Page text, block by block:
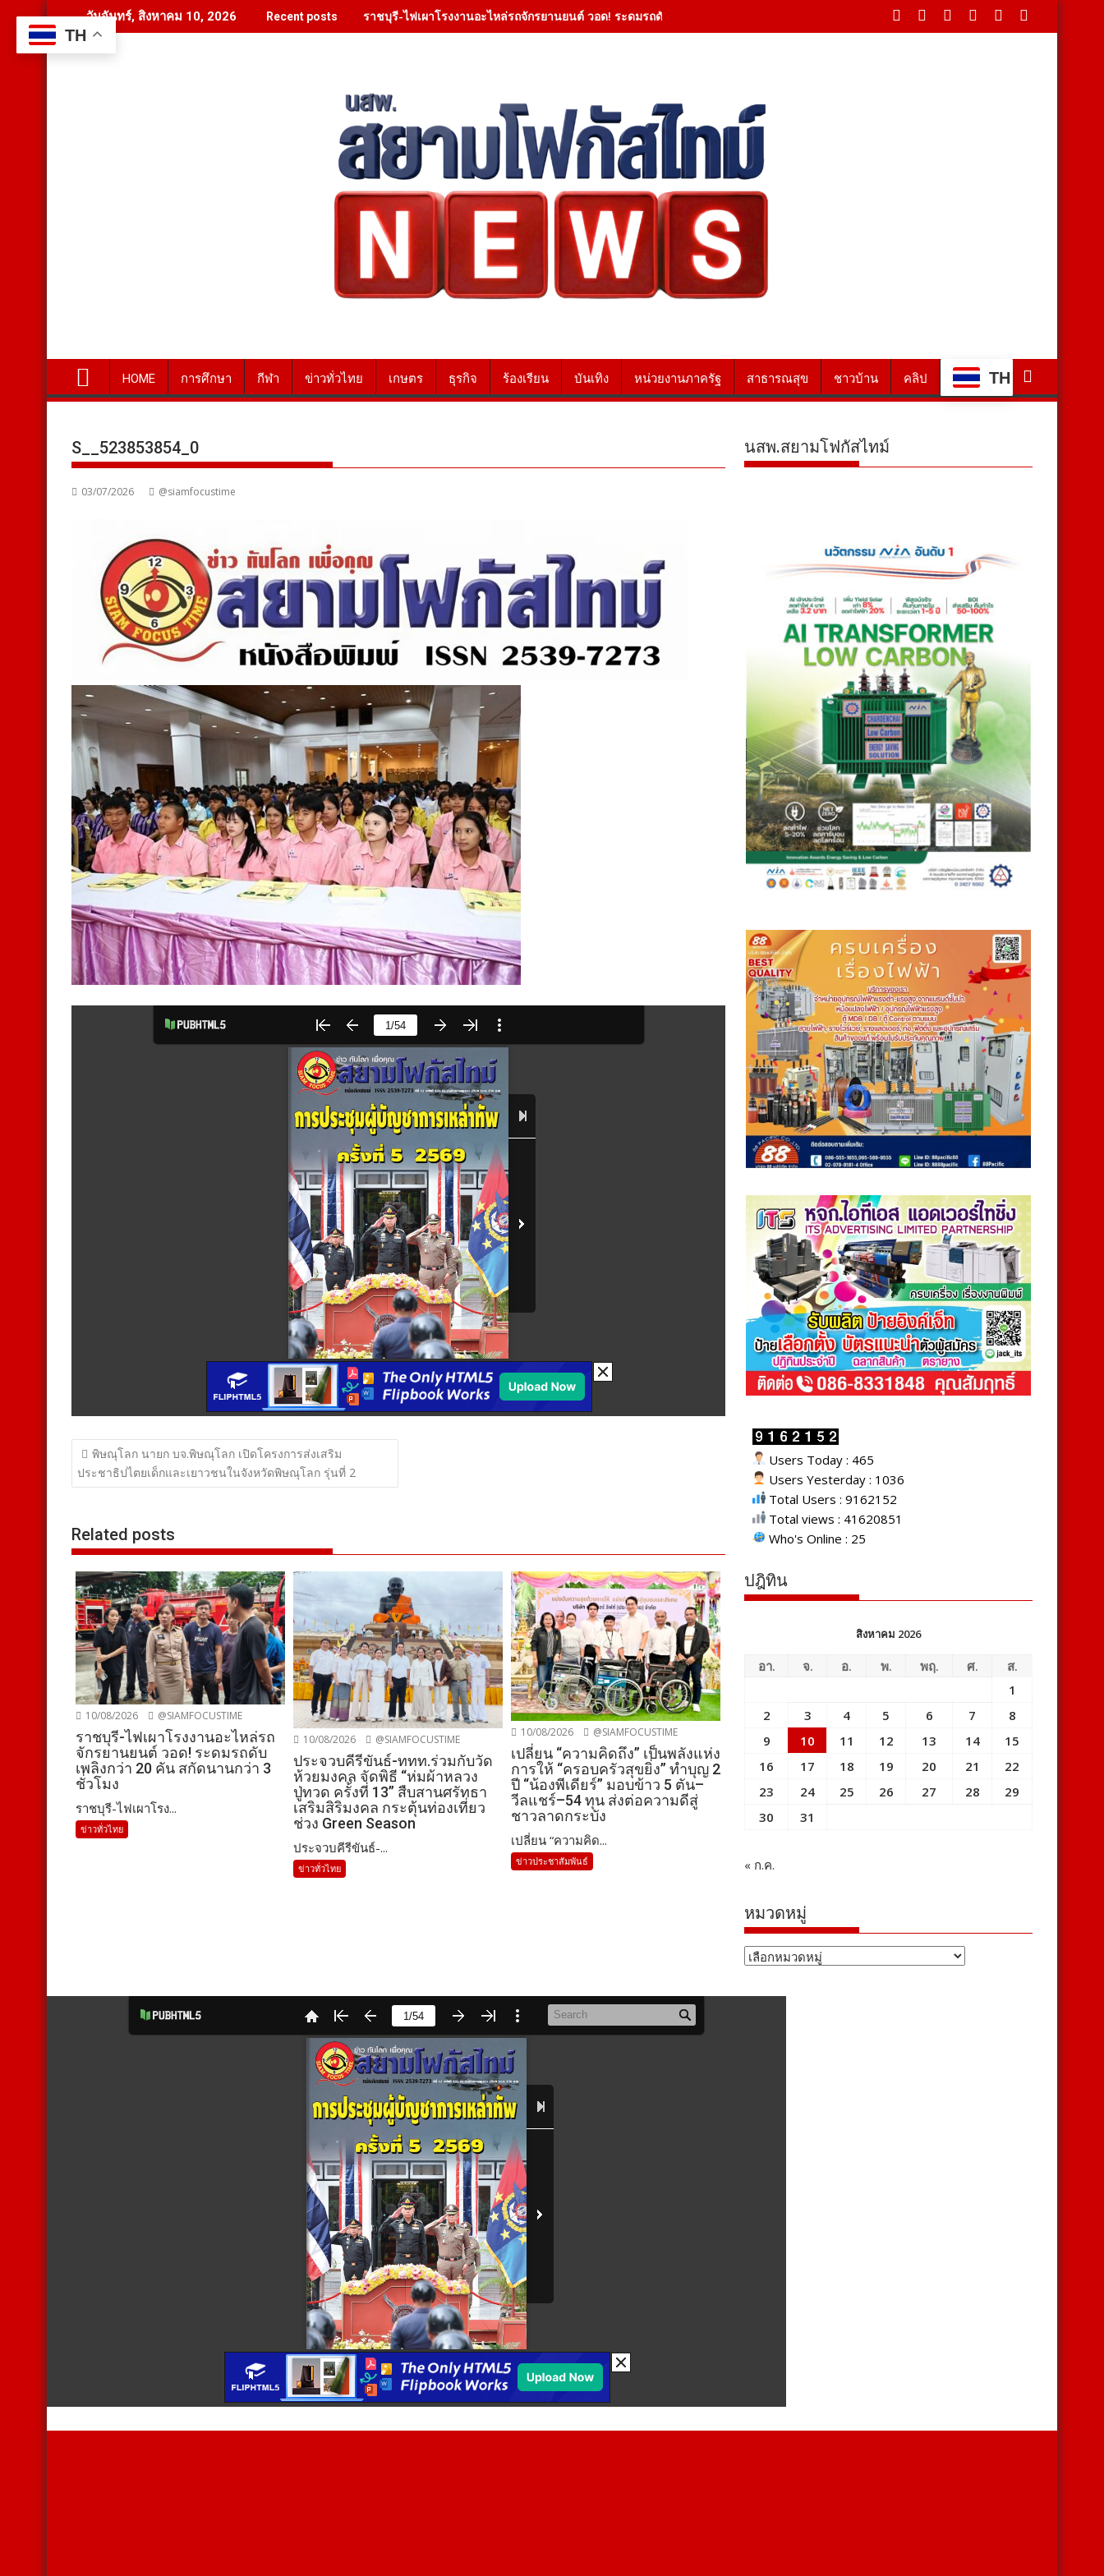
to
content
วันจันทร์, สิงหาคม 10, 2026 Recent posts ราชบุรี-ไฟเผาโรงงานอะไหล่รถจักรยานยนต์ วอด! ระดมรถดับเพลิงกว่า 20 คัน สกัดนานกว่า 3 ชั่วโมง
HOME การศึกษา กีฬา ข่าวทั่วไทย เกษตร ธุรกิจ ร้องเรียน บันเทิง หน่วยงานภาครัฐ สาธารณสุข ชาวบ้าน คลิป TH
S__523853854_0
03/07/2026 @siamfocustime
แนะแนว
เรื่อง
พิษณุโลก นายก บจ.พิษณุโลก เปิดโครงการส่งเสริม
ประชาธิปไตยเด็กและเยาวชนในจังหวัดพิษณุโลก รุ่นที่ 2
Related posts
10/08/2026 @SIAMFOCUSTIME
ราชบุรี-ไฟเผาโรงงานอะไหล่รถ
จักรยานยนต์ วอด! ระดมรถดับ
เพลิงกว่า 20 คัน สกัดนานกว่า 3
ชั่วโมง
ราชบุรี-ไฟเผาโรง...
ข่าวทั่วไทย
10/08/2026 @SIAMFOCUSTIME
ประจวบคีรีขันธ์-ททท.ร่วมกับวัด
ห้วยมงคล จัดพิธี “ห่มผ้าหลวง
ปู่ทวด ครั้งที่ 13” สืบสานศรัทธา
เสริมสิริมงคล กระตุ้นท่องเที่ยว
ช่วง Green Season
ประจวบคีรีขันธ์-...
ข่าวทั่วไทย
10/08/2026 @SIAMFOCUSTIME
เปลี่ยน “ความคิดถึง” เป็นพลังแห่ง
การให้ “ครอบครัวสุขยิ่ง” ทำบุญ 2
ปี “น้องพีเดียร์” มอบข้าว 5 ตัน–
วีลแชร์–54 ทุน ส่งต่อความดีสู่
ชาวลาดกระบัง
เปลี่ยน “ความคิด...
ข่าวประชาสัมพันธ์
นสพ.สยามโฟกัสไทม์
Users Today : 465
Users Yesterday : 1036
Total Users : 9162152
Total views : 41620851
Who's Online : 25
ปฎิทิน
สิงหาคม 2026
อา. จ. อ. พ. พฤ. ศ.
ส.
1
2
3 4 5 6 7
8
9
10 11 12 13 14
15
16
17 18 19 20 21
22
23
24 25 26 27 28
29
30
31
« ก.ค.
หมวดหมู่
หมวด
TH